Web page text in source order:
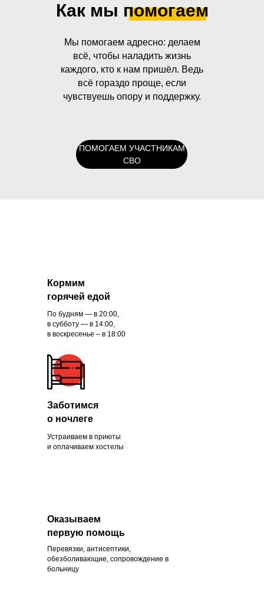
Как мы помогаем
ПОМОГАЕМ УЧАСТНИКАМ
СВО
Мы помогаем адресно: делаем
всё, чтобы наладить жизнь
каждого, кто к нам пришёл. Ведь
всё гораздо проще, если
чувствуешь опору и поддержку.
По будням — в 20:00,
в субботу — в 14:00,
в воскресенье – в 18:00
Устраиваем в приюты
и оплачиваем хостелы
Перевязки, антисептики,
обезболивающие, сопровождение в
больницу
Кормим
горячей едой
Заботимся
о ночлеге
Оказываем
первую помощь
Помогли больше, чем
1300 нуждающихся и